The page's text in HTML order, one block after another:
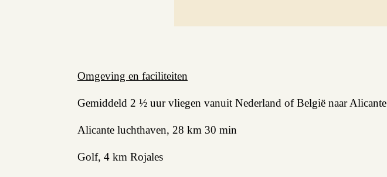
Spanje
Omgeving en faciliteiten
Gemiddeld 2 ½ uur vliegen vanuit Nederland of België naar Alicante
Alicante luchthaven, 28 km 30 min
Golf, 4 km Rojales